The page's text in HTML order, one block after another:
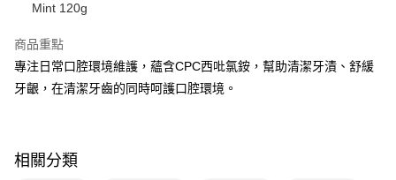
送貨方式
順豐自助櫃 - 確認發貨後1-3個工作天送達
順豐站及營業點 - 確認發貨後1-3個工作天送達
Mint 120g
商品重點
專注日常口腔環境維護，蘊含CPC西吡氯銨，幫助清潔牙漬、舒緩
牙齦，在清潔牙齒的同時呵護口腔環境。
相關分類